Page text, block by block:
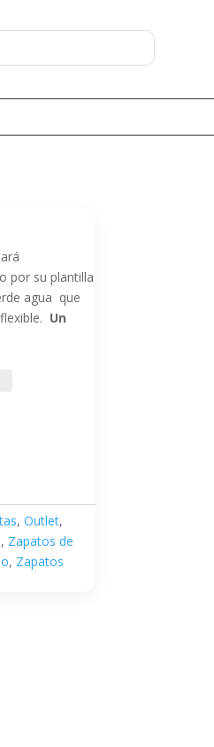
por su plantilla
agua que
Un
, Outlet,
, Zapatos de
, Zapatos